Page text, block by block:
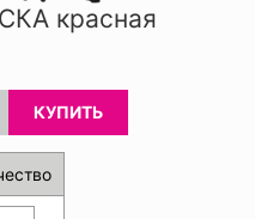
красная
КУПИТЬ